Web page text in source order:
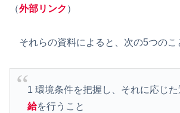
（外部リンク ）
それらの資料によると、次の5つのこ
1 環境条件を把握し、それに応じた
給を行うこと